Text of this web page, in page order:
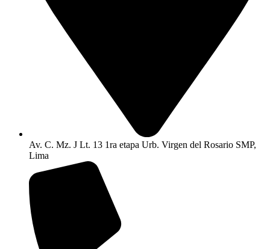
Av. C. Mz. J Lt. 13 1ra etapa Urb. Virgen del Rosario SMP,
Lima